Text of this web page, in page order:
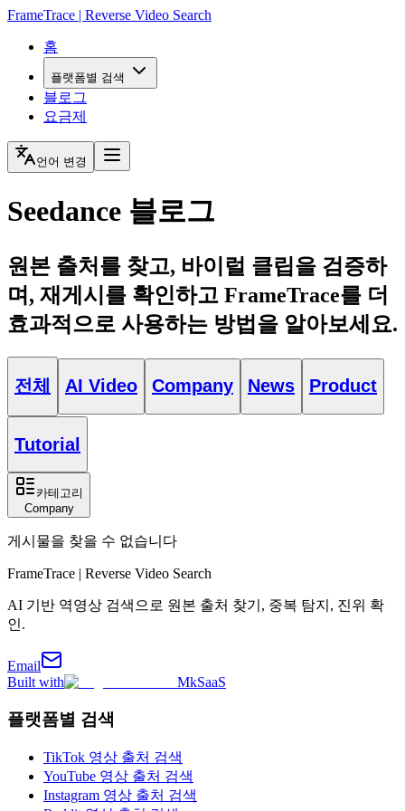
FrameTrace | Reverse Video Search
홈
플랫폼별 검색
블로그
요금제
언어 변경
Seedance 블로그
원본 출처를 찾고, 바이럴 클립을 검증하
며, 재게시를 확인하고 FrameTrace를 더
효과적으로 사용하는 방법을 알아보세요.
전체 AI Video Company News Product
Tutorial
카테고리
Company
게시물을 찾을 수 없습니다
FrameTrace | Reverse Video Search
AI 기반 역영상 검색으로 원본 출처 찾기, 중복 탐지, 진위 확
인.
Email
Built with
MkSaaS
플랫폼별 검색
TikTok 영상 출처 검색
YouTube 영상 출처 검색
Instagram 영상 출처 검색